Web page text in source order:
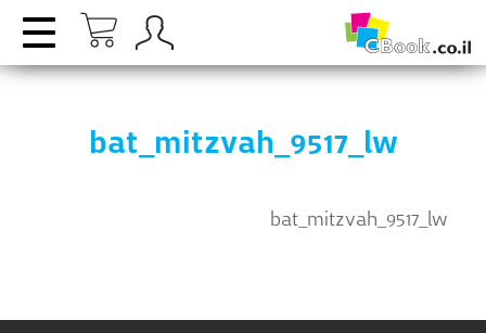
bat_mitzvah_9517_lw
bat_mitzvah_9517_lw